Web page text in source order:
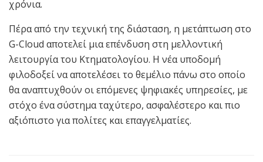
χρόνια.
Πέρα από την τεχνική της διάσταση, η μετάπτωση στο
G-Cloud αποτελεί μια επένδυση στη μελλοντική
λειτουργία του Κτηματολογίου. Η νέα υποδομή
φιλοδοξεί να αποτελέσει το θεμέλιο πάνω στο οποίο
θα αναπτυχθούν οι επόμενες ψηφιακές υπηρεσίες, με
στόχο ένα σύστημα ταχύτερο, ασφαλέστερο και πιο
αξιόπιστο για πολίτες και επαγγελματίες.